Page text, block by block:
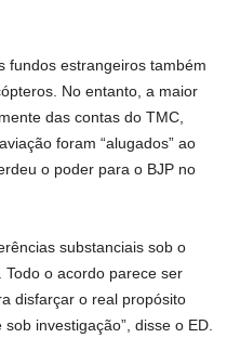
fundos estrangeiros também
No entanto, a maior
das contas do TMC,
foram “alugados” ao
o poder para o BJP no
substanciais sob o
o acordo parece ser
disfarçar o real propósito
investigação”, disse o ED.